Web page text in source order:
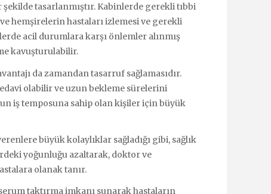
tasarlanmıştır. Kabinlerde gerekli tıbbi
hemşirelerin hastaları izlemesi ve gerekli
acil durumlara karşı önlemler alınmış
kavuşturulabilir.
da zamandan tasarruf sağlamasıdır.
olabilir ve uzun bekleme sürelerini
iş temposuna sahip olan kişiler için büyük
büyük kolaylıklar sağladığı gibi, sağlık
yoğunluğu azaltarak, doktor ve
olanak tanır.
taktırma imkanı sunarak hastaların